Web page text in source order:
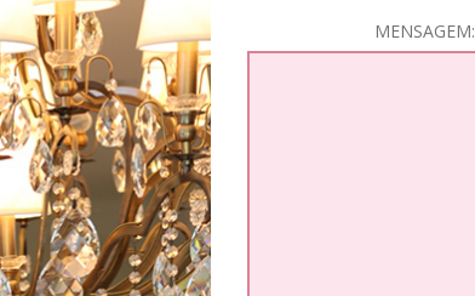
MENSAGEM: